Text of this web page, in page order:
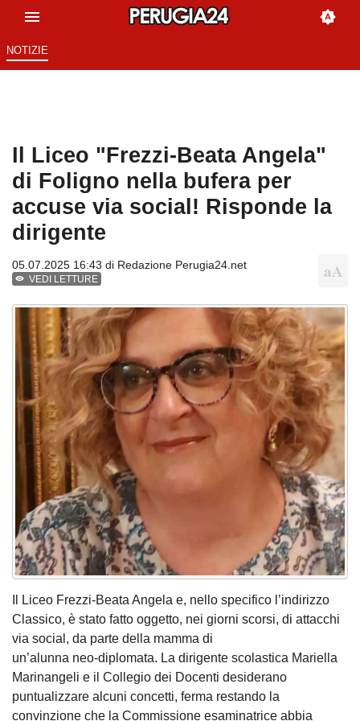
NOTIZIE
Il Liceo "Frezzi-Beata Angela"
di Foligno nella bufera per
accuse via social! Risponde la
dirigente
05.07.2025 16:43 di Redazione Perugia24.net
VEDI LETTURE
Il Liceo Frezzi-Beata Angela e, nello specifico l’indirizzo
Classico, è stato fatto oggetto, nei giorni scorsi, di attacchi
via social, da parte della mamma di
un’alunna neo-diplomata. La dirigente scolastica Mariella
Marinangeli e il Collegio dei Docenti desiderano
puntualizzare alcuni concetti, ferma restando la
convinzione che la Commissione esaminatrice abbia